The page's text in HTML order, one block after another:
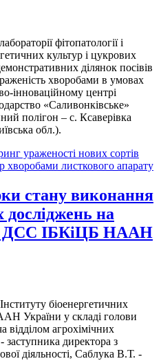
фітопатології і
культур і цукрових
ділянок посівів
хворобами в умовах
інноваційному центрі
«Саливонківське»
полігон – с. Ксаверівка
обл.).
ураженості нових сортів
хворобами листкового апарату
стану виконання
на
ДСС ІБКіЦБ НААН
біоенергетичних
України у складі голови
відділом агрохімічних
заступника директора з
діяльності, Саблука В.Т. -